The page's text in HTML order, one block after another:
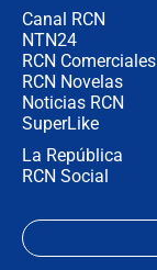
Canal RCN
NTN24
RCN Comerciales
RCN Novelas
Noticias RCN
SuperLike
La República
RCN Social